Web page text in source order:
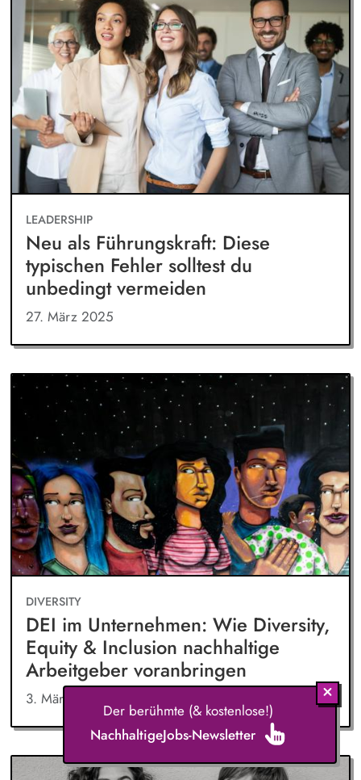
LEADERSHIP
Neu als Führungskraft: Diese
typischen Fehler solltest du
unbedingt vermeiden
27. März 2025
DIVERSITY
DEI im Unternehmen: Wie Diversity,
Equity & Inclusion nachhaltige
Arbeitgeber voranbringen
3. März 2025
Der berühmte (& kostenlose!)
NachhaltigeJobs-Newsletter